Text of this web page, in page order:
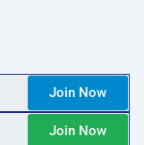
Join Now
Join Now